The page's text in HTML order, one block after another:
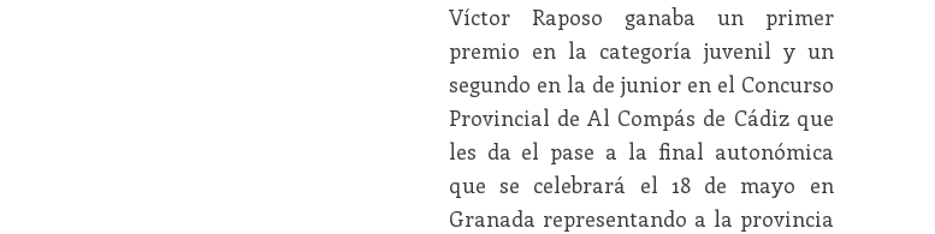
Víctor Raposo ganaba un primer
premio en la categoría juvenil y un
segundo en la de junior en el Concurso
Provincial de Al Compás de Cádiz que
les da el pase a la final autonómica
que se celebrará el 18 de mayo en
Granada representando a la provincia